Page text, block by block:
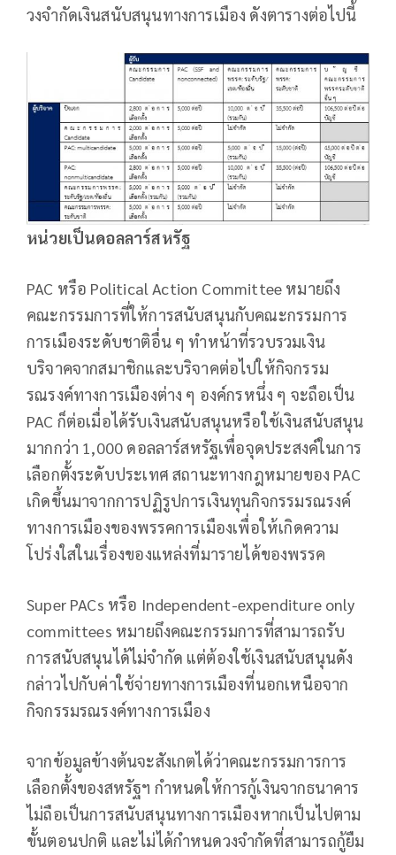
วงจำกัดเงินสนับสนุนทางการเมือง ดังตารางต่อไปนี้
หน่วยเป็นดอลลาร์สหรัฐ
PAC หรือ Political Action Committee หมายถึง
คณะกรรมการที่ให้การสนับสนุนกับคณะกรรมการ
การเมืองระดับชาติอื่น ๆ ทำหน้าที่รวบรวมเงิน
บริจาคจากสมาชิกและบริจาคต่อไปให้กิจกรรม
รณรงค์ทางการเมืองต่าง ๆ องค์กรหนึ่ง ๆ จะถือเป็น
PAC ก็ต่อเมื่อได้รับเงินสนับสนุนหรือใช้เงินสนับสนุน
มากกว่า 1,000 ดอลลาร์สหรัฐเพื่อจุดประสงค์ในการ
เลือกตั้งระดับประเทศ สถานะทางกฎหมายของ PAC
เกิดขึ้นมาจากการปฏิรูปการเงินทุนกิจกรรมรณรงค์
ทางการเมืองของพรรคการเมืองเพื่อให้เกิดความ
โปร่งใสในเรื่องของแหล่งที่มารายได้ของพรรค
Super PACs หรือ Independent-expenditure only
committees หมายถึงคณะกรรมการที่สามารถรับ
การสนับสนุนได้ไม่จำกัด แต่ต้องใช้เงินสนับสนุนดัง
กล่าวไปกับค่าใช้จ่ายทางการเมืองที่นอกเหนือจาก
กิจกรรมรณรงค์ทางการเมือง
จากข้อมูลข้างต้นจะสังเกตได้ว่าคณะกรรมการการ
เลือกตั้งของสหรัฐฯ กำหนดให้การกู้เงินจากธนาคาร
ไม่ถือเป็นการสนับสนุนทางการเมืองหากเป็นไปตาม
ขั้นตอนปกติ และไม่ได้กำหนดวงจำกัดที่สามารถกู้ยืม